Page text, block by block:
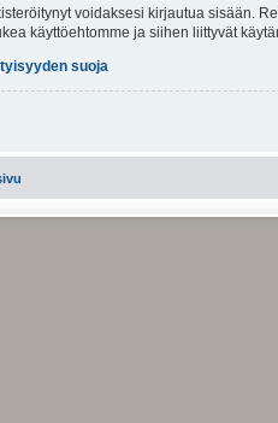
voidaksesi kirjautua sisään.
käyttöehtomme ja siihen liittyvät
suoja